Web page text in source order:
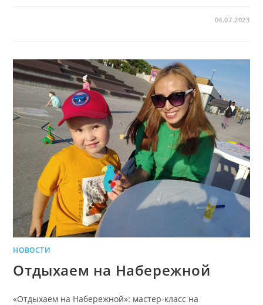
04.07.2023
НОВОСТИ
Отдыхаем на Набережной
«Отдыхаем на Набережной»: мастер-класс на